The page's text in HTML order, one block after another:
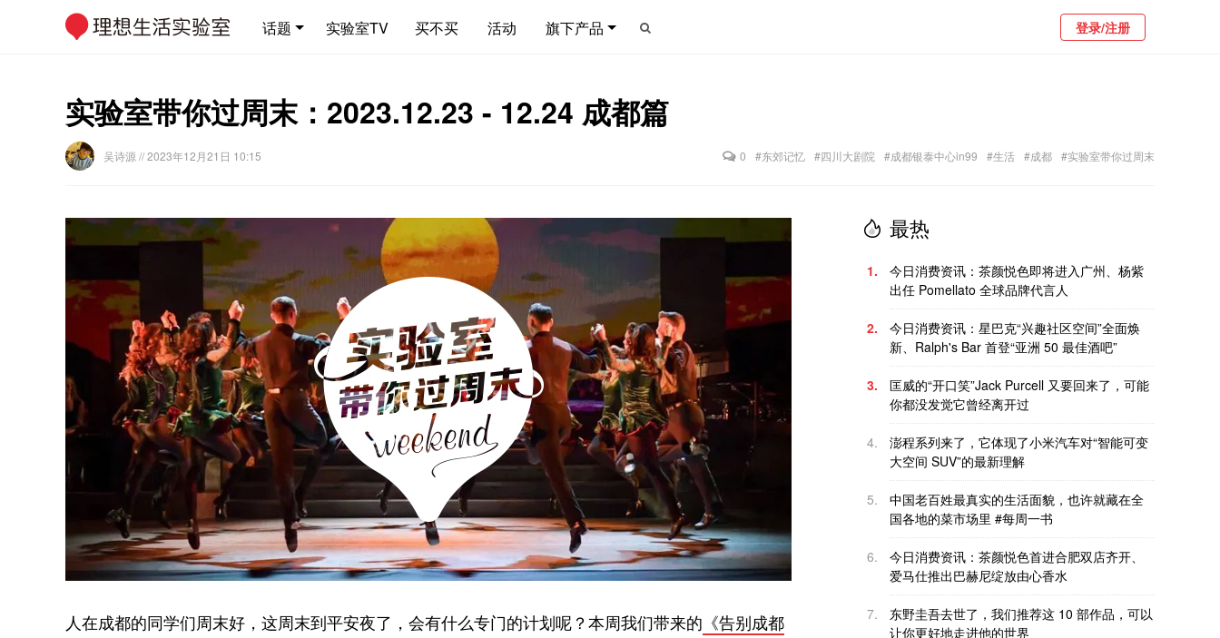
话题 实验室TV 买不买 活动 旗下产品 登录/注册
实验室带你过周末：2023.12.23 - 12.24 成都篇
吴诗源 // 2023年12月21日 10:15 0 #东郊记忆 #四川大剧院 #成都银泰中心in99 #生活 #成都 #实验室带你过周末
人在成都的同学们周末好，这周末到平安夜了，会有什么专门的计划呢？本周我们带来的 《告别成都
最热
1.
今日消费资讯：茶颜悦色即将进入广州、杨紫
出任 Pomellato 全球品牌代言人
2.
今日消费资讯：星巴克“兴趣社区空间”全面焕
新、Ralph's Bar 首登“亚洲 50 最佳酒吧”
3.
匡威的“开口笑”Jack Purcell 又要回来了，可能
你都没发觉它曾经离开过
4.
澎程系列来了，它体现了小米汽车对“智能可变
大空间 SUV”的最新理解
5.
中国老百姓最真实的生活面貌，也许就藏在全
国各地的菜市场里 #每周一书
6.
今日消费资讯：茶颜悦色首进合肥双店齐开、
爱马仕推出巴赫尼绽放由心香水
7.
东野圭吾去世了，我们推荐这 10 部作品，可以
让你更好地走进他的世界